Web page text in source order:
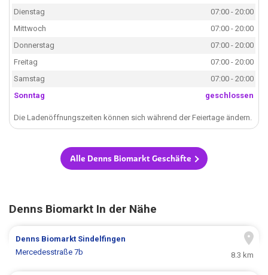
Dienstag
07:00 - 20:00
Mittwoch
07:00 - 20:00
Donnerstag
07:00 - 20:00
Freitag
07:00 - 20:00
Samstag
07:00 - 20:00
Sonntag
geschlossen
Die Ladenöffnungszeiten können sich während der Feiertage ändern.
Alle Denns Biomarkt Geschäfte
Denns Biomarkt In der Nähe
Denns Biomarkt Sindelfingen
Mercedesstraße 7b
8.3 km